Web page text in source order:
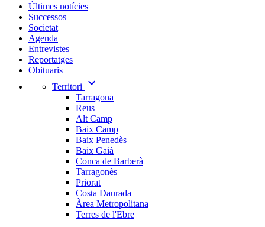
Últimes notícies
Successos
Societat
Agenda
Entrevistes
Reportatges
Obituaris
Territori
expand_more
Tarragona
Reus
Alt Camp
Baix Camp
Baix Penedès
Baix Gaià
Conca de Barberà
Tarragonès
Priorat
Costa Daurada
Àrea Metropolitana
Terres de l'Ebre